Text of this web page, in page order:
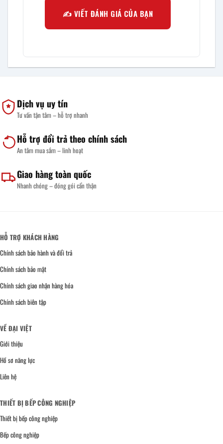
✍️ VIẾT ĐÁNH GIÁ CỦA BẠN
Dịch vụ uy tín
Tư vấn tận tâm – hỗ trợ nhanh
Hỗ trợ đổi trả theo chính sách
An tâm mua sắm – linh hoạt
Giao hàng toàn quốc
Nhanh chóng – đóng gói cẩn thận
HỖ TRỢ KHÁCH HÀNG
Chính sách bảo hành và đổi trả
Chính sách bảo mật
Chính sách giao nhận hàng hóa
Chính sách biên tập
VỀ ĐẠI VIỆT
Giới thiệu
Hồ sơ năng lực
Liên hệ
THIẾT BỊ BẾP CÔNG NGHIỆP
Thiết bị bếp công nghiệp
Bếp công nghiệp